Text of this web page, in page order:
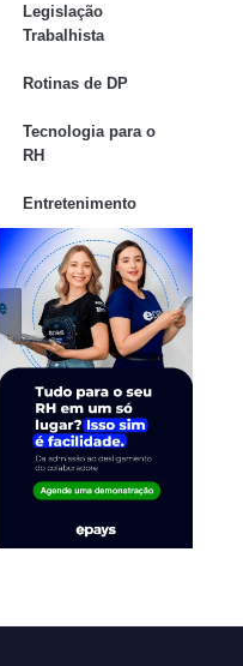
Legislação
Trabalhista
Rotinas de DP
Tecnologia para o
RH
Entretenimento